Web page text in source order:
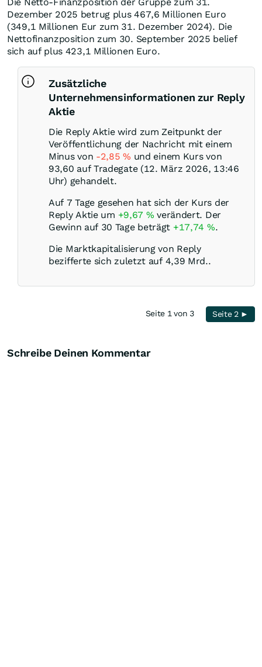
Dezember 2025 betrug plus 467,6 Millionen Euro
(349,1 Millionen Eur zum 31. Dezember 2024). Die
Nettofinanzposition zum 30. September 2025 belief
sich auf plus 423,1 Millionen Euro.
Zusätzliche
Unternehmensinformationen zur Reply
Aktie
Die Reply Aktie wird zum Zeitpunkt der
Veröffentlichung der Nachricht mit einem
Minus von -2,85% und einem Kurs von
93,60 auf Tradegate (12. März 2026, 13:46
Uhr) gehandelt.
Auf 7 Tage gesehen hat sich der Kurs der
Reply Aktie um +9,67 % verändert. Der
Gewinn auf 30 Tage beträgt +17,74 %.
Die Marktkapitalisierung von Reply
bezifferte sich zuletzt auf 4,39 Mrd..
Seite 1 von 3 Seite 2 ►
Schreibe Deinen Kommentar